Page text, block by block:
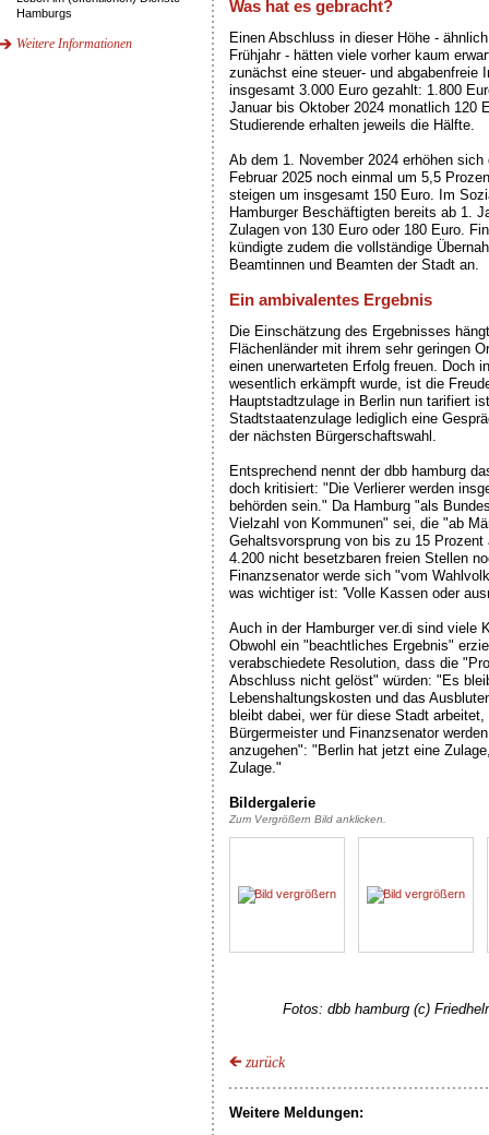
Hamburgs
Weitere Informationen
Was hat es gebracht?
Einen Abschluss in dieser Höhe -
Frühjahr - hätten viele vorher kaum
zunächst eine steuer- und abgabenfreie
insgesamt 3.000 Euro gezahlt: 1.800
Januar bis Oktober 2024 monatlich 120
Studierende erhalten jeweils die Hälfte.
Ab dem 1. November 2024 erhöhen
Februar 2025 noch einmal um 5,5
steigen um insgesamt 150 Euro. Im
Hamburger Beschäftigten bereits ab 1.
Zulagen von 130 Euro oder 180 Euro.
kündigte zudem die vollständige
Beamtinnen und Beamten der Stadt an.
Ein ambivalentes Ergebnis
Die Einschätzung des Ergebnisses
Flächenländer mit ihrem sehr geringen
einen unerwarteten Erfolg freuen. Doch
wesentlich erkämpft wurde, ist die
Hauptstadtzulage in Berlin nun tarifiert
Stadtstaatenzulage lediglich eine
der nächsten Bürgerschaftswahl.
Entsprechend nennt der dbb hamburg
doch kritisiert: "Die Verlierer werden
behörden sein." Da Hamburg "als
Vielzahl von Kommunen" sei, die "ab
Gehaltsvorsprung von bis zu 15
4.200 nicht besetzbaren freien Stellen
Finanzsenator werde sich "vom
was wichtiger ist: 'Volle Kassen oder
Auch in der Hamburger ver.di sind viele
Obwohl ein "beachtliches Ergebnis"
verabschiedete Resolution, dass die
Abschluss nicht gelöst" würden: "Es
Lebenshaltungskosten und das
bleibt dabei, wer für diese Stadt
Bürgermeister und Finanzsenator
anzugehen": "Berlin hat jetzt eine
Zulage."
Bildergalerie
Zum Vergrößern Bild anklicken.
Fotos: dbb hamburg (c)
zurück
Weitere Meldungen: